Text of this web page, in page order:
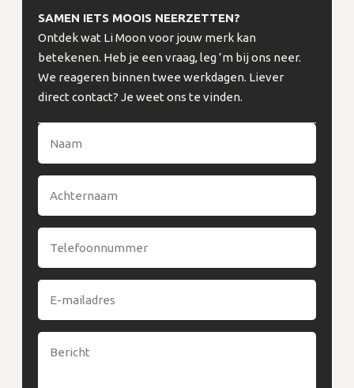
SAMEN IETS MOOIS NEERZETTEN?
Ontdek wat Li Moon voor jouw merk kan
betekenen. Heb je een vraag, leg ’m bij ons neer.
We reageren binnen twee werkdagen. Liever
direct contact? Je weet ons te vinden.